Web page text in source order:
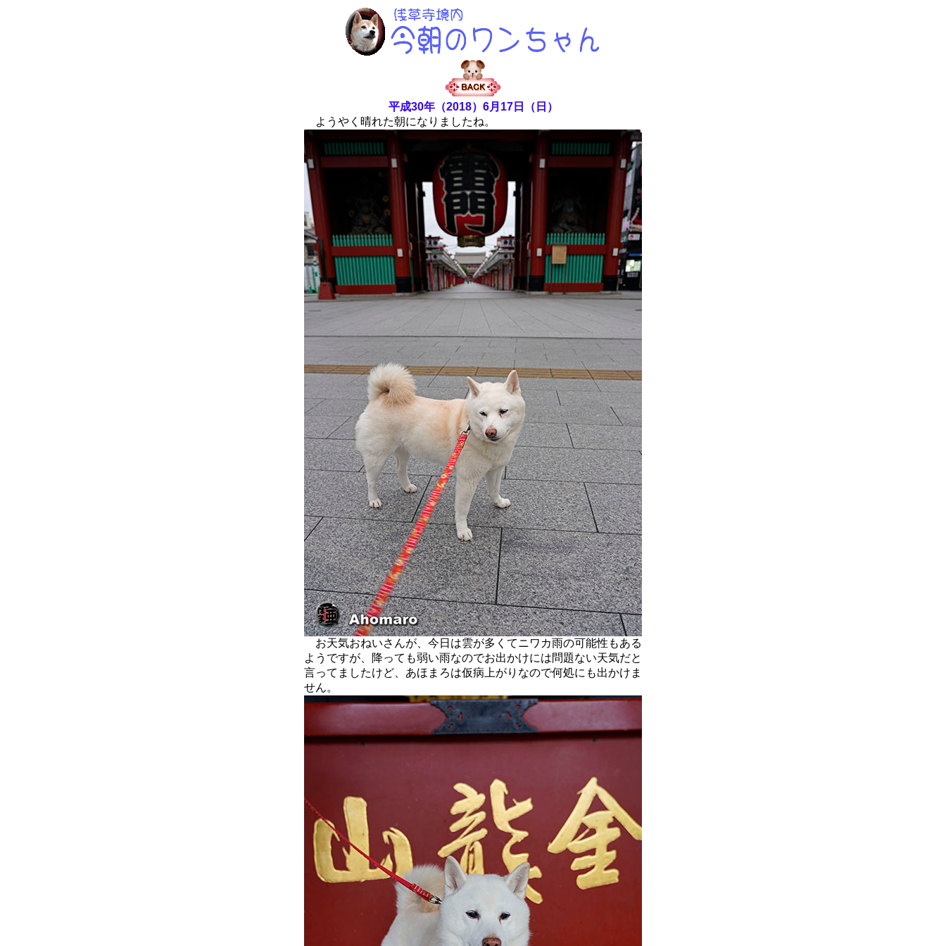
平成30年（2018）6月17日（日）
ようやく晴れた朝になりましたね。
お天気おねいさんが、今日は雲が多くてニワカ雨の可能性もある
ようですが、降っても弱い雨なのでお出かけには問題ない天気だと
言ってましたけど、あほまろは仮病上がりなので何処にも出かけま
せん。